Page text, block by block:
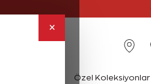
×
Yüzük Özel Koleksiyonlar